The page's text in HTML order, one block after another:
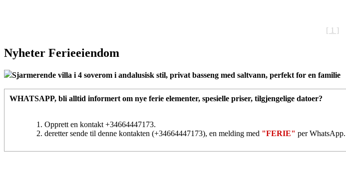
[ 1 ]
Nyheter Ferieeiendom
Sjarmerende villa i 4 soverom i andalusisk stil, privat basseng med saltvann, perfekt for en familie
WHATSAPP, bli alltid informert om nye ferie elementer, spesielle priser, tilgjengelige datoer?
Opprett en kontakt +34664447173.
deretter sende til denne kontakten (+34664447173), en melding med "FERIE" per WhatsApp.